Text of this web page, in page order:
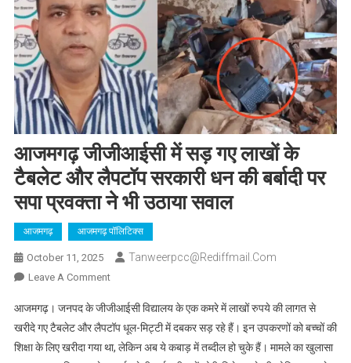
आजमगढ़ जीजीआईसी में सड़ गए लाखों के
टैबलेट और लैपटॉप सरकारी धन की बर्बादी पर
सपा प्रवक्ता ने भी उठाया सवाल
आजमगढ़ आजमगढ़ पॉलिटिक्स
October 11, 2025 Tanweerpcc@rediffmail.com
Leave A CommentOn
जीजीआईसी
में
सड़
आजमगढ़। जनपद के जीजीआईसी विद्यालय के एक कमरे में लाखों रुपये की लागत से
खरीदे गए टैबलेट और लैपटॉप धूल-मिट्टी में दबकर सड़ रहे हैं। इन उपकरणों को बच्चों की
शिक्षा के लिए खरीदा गया था, लेकिन अब ये कबाड़ में तब्दील हो चुके हैं। मामले का खुलासा